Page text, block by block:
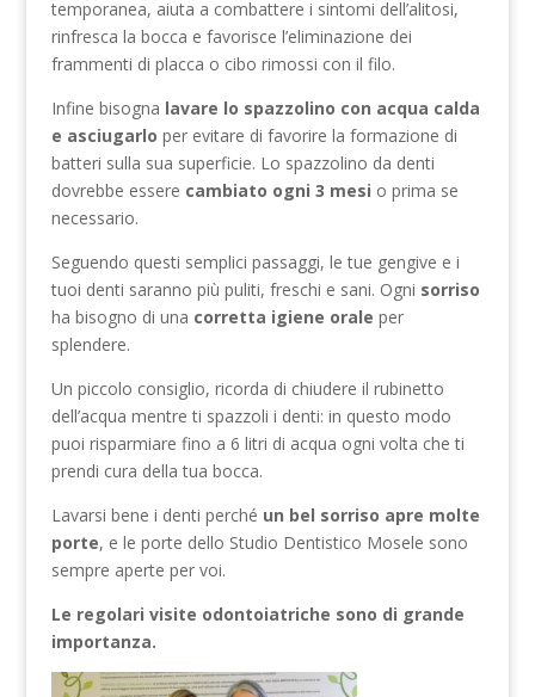
temporanea, aiuta a combattere i sintomi dell’alitosi,
rinfresca la bocca e favorisce l’eliminazione dei
frammenti di placca o cibo rimossi con il filo.
Infine bisogna lavare lo spazzolino con acqua calda
e asciugarlo per evitare di favorire la formazione di
batteri sulla sua superficie. Lo spazzolino da denti
dovrebbe essere cambiato ogni 3 mesi o prima se
necessario.
Seguendo questi semplici passaggi, le tue gengive e i
tuoi denti saranno più puliti, freschi e sani. Ogni sorriso
ha bisogno di una corretta igiene orale per
splendere.
Un piccolo consiglio, ricorda di chiudere il rubinetto
dell’acqua mentre ti spazzoli i denti: in questo modo
puoi risparmiare fino a 6 litri di acqua ogni volta che ti
prendi cura della tua bocca.
Lavarsi bene i denti perché un bel sorriso apre molte
porte, e le porte dello Studio Dentistico Mosele sono
sempre aperte per voi.
Le regolari visite odontoiatriche sono di grande
importanza.